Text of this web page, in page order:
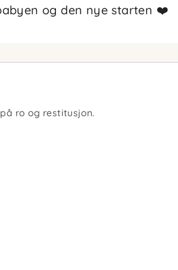
og den nye starten ❤️
ro og restitusjon.